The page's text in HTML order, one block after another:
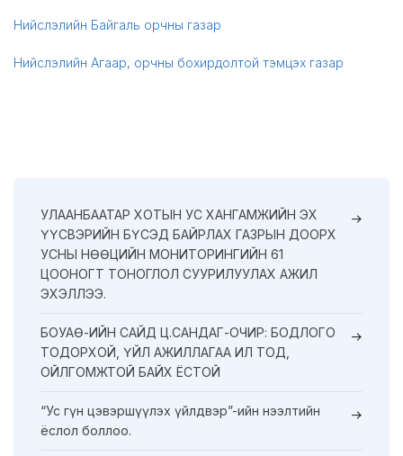
УЛААНБААТАР ХОТЫН УС ХАНГАМЖИЙН ЭХ
ҮҮСВЭРИЙН БҮСЭД БАЙРЛАХ ГАЗРЫН ДООРХ
УСНЫ НӨӨЦИЙН МОНИТОРИНГИЙН 61
ЦООНОГТ ТОНОГЛОЛ СУУРИЛУУЛАХ АЖИЛ
ЭХЭЛЛЭЭ.
БОУАӨ-ИЙН САЙД Ц.САНДАГ-ОЧИР: БОДЛОГО
ТОДОРХОЙ, ҮЙЛ АЖИЛЛАГАА ИЛ ТОД,
ОЙЛГОМЖТОЙ БАЙХ ЁСТОЙ
“Ус гүн цэвэршүүлэх үйлдвэр”-ийн нээлтийн
ёслол боллоо.
Нийслэлийн Байгаль орчны газар
Нийслэлийн Агаар, орчны бохирдолтой тэмцэх газар